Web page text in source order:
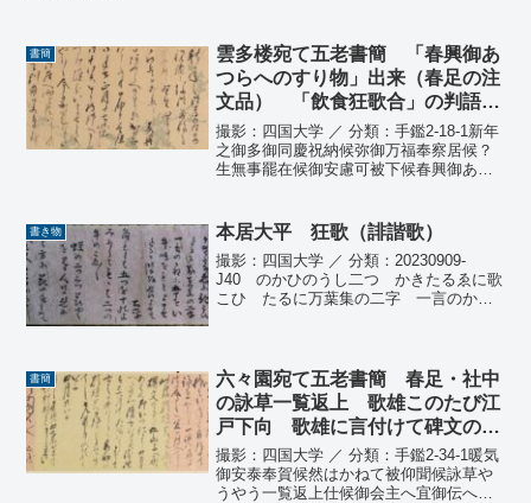
書簡
雲多楼宛て五老書簡 「春興御あ
つらへのすり物」出来（春足の注
文品） 「飲食狂歌合」の判語
「かほる」の仮字他用字について
の春足の質問に対する回答
撮影：四国大学 ／ 分類：手鑑2-18-1新年
之御多御同慶祝納候弥御万福奉察居候？
生無事罷在候御安慮可被下候春興御あつ
日ニすり物師へ申つけ？分いそかせ候て
やうやう今日出...
書き物 本居大平 狂歌（誹諧歌）
撮影：四国大学 ／ 分類：20230909-
J40 のかひのうし二つ かきたるゑに歌
こひ たるに万葉集の二字 一言のかな
つの牛のこゑ...
書簡
六々園宛て五老書簡 春足・社中
の詠草一覧返上 歌雄このたび江
戸下向 歌雄に言付けて碑文の事
を菊池五山に依頼 雅言集覧・四
之巻出来たので別便で送った
撮影：四国大学 ／ 分類：手鑑2-34-1暖気
御安泰奉賀候然はかねて被仰聞候詠草や
うやう一覧返上仕候御会主へ宜御伝へ可